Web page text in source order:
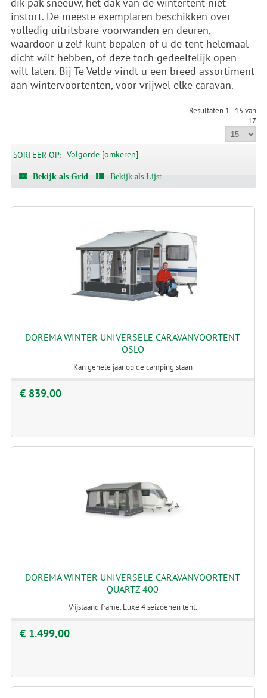
instort. De meeste exemplaren beschikken over
volledig uitritsbare voorwanden en deuren,
waardoor u zelf kunt bepalen of u de tent helemaal
dicht wilt hebben, of deze toch gedeeltelijk open
wilt laten. Bij Te Velde vindt u een breed assortiment
aan wintervoortenten, voor vrijwel elke caravan.
Resultaten 1 - 15 van
17
SORTEER OP: Volgorde [omkeren]
Bekijk als Grid Bekijk als Lijst
DOREMA WINTER UNIVERSELE CARAVANVOORTENT
OSLO
Kan gehele jaar op de camping staan
€ 839,00
DOREMA WINTER UNIVERSELE CARAVANVOORTENT
QUARTZ 400
Vrijstaand frame. Luxe 4 seizoenen tent.
€ 1.499,00